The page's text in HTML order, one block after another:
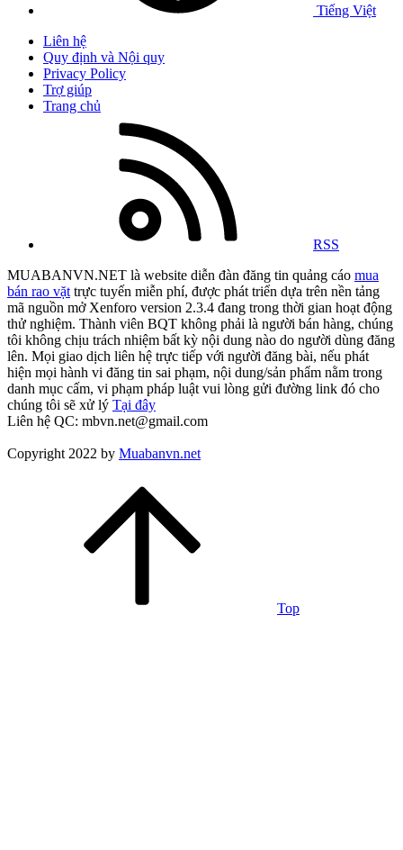
Tiếng Việt
Liên hệ
Quy định và Nội quy
Privacy Policy
Trợ giúp
Trang chủ
RSS
MUABANVN.NET là website diễn đàn đăng tin quảng cáo mua
bán rao vặt trực tuyến miễn phí, được phát triển dựa trên nền tảng
mã nguồn mở Xenforo version 2.3.4 đang trong thời gian hoạt động
thử nghiệm. Thành viên BQT không phải là người bán hàng, chúng
tôi không chịu trách nhiệm bất kỳ nội dung nào do người dùng đăng
lên. Mọi giao dịch liên hệ trực tiếp với người đăng bài, nếu phát
hiện mọi hành vi đăng tin sai phạm, nội dung/sản phẩm nằm trong
danh mục cấm, vi phạm pháp luật vui lòng gửi đường link đó cho
chúng tôi sẽ xử lý Tại đây
Liên hệ QC: mbvn.net@gmail.com
Copyright 2022 by Muabanvn.net
Top